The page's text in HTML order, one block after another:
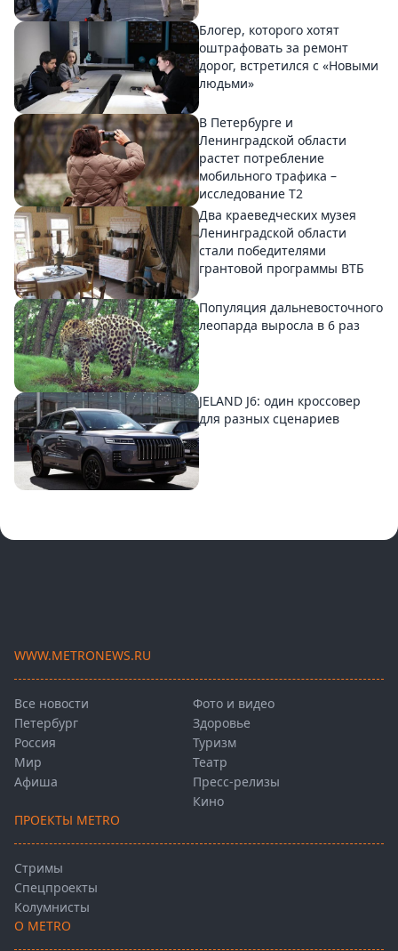
Блогер, которого хотят
оштрафовать за ремонт
дорог, встретился с «Новыми
людьми»
В Петербурге и
Ленинградской области
растет потребление
мобильного трафика –
исследование T2
Два краеведческих музея
Ленинградской области
стали победителями
грантовой программы ВТБ
Популяция дальневосточного
леопарда выросла в 6 раз
JELAND J6: один кроссовер
для разных сценариев
WWW.METRONEWS.RU
Все новости
Петербург
Россия
Мир
Афиша
Фото и видео
Здоровье
Туризм
Театр
Пресс-релизы
Кино
ПРОЕКТЫ METRO
Стримы
Спецпроекты
Колумнисты
О METRO